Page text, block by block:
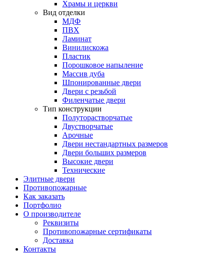
Храмы и церкви
Вид отделки
МДФ
ПВХ
Ламинат
Винилискожа
Пластик
Порошковое напыление
Массив дуба
Шпонированные двери
Двери с резьбой
Филенчатые двери
Тип конструкции
Полуторастворчатые
Двустворчатые
Арочные
Двери нестандартных размеров
Двери больших размеров
Высокие двери
Технические
Элитные двери
Противопожарные
Как заказать
Портфолио
О производителе
Реквизиты
Противопожарные сертификаты
Доставка
Контакты